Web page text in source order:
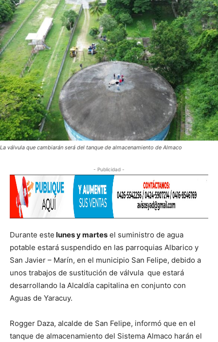
La válvula que cambiarán será del tanque de almacenamiento de Almaco
- Publicidad -
Durante este lunes y martes el suministro de agua
potable estará suspendido en las parroquias Albarico y
San Javier – Marín, en el municipio San Felipe, debido a
unos trabajos de sustitución de válvula que estará
desarrollando la Alcaldía capitalina en conjunto con
Aguas de Yaracuy.
Rogger Daza, alcalde de San Felipe, informó que en el
tanque de almacenamiento del Sistema Almaco harán el